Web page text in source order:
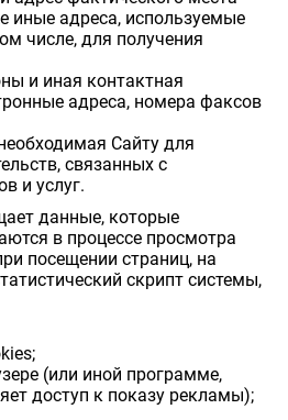
иные адреса, используемые
числе, для получения
и иная контактная
адреса, номера факсов
Сайту для
связанных с
и услуг.
данные, которые
в процессе просмотра
посещении страниц, на
скрипт системы,
(или иной программе,
доступ к показу рекламы);